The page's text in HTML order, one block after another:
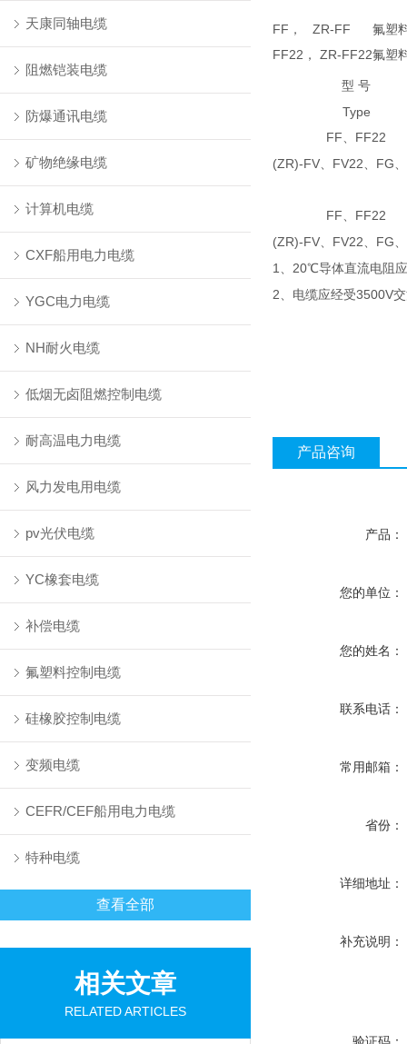
天康同轴电缆
阻燃铠装电缆
防爆通讯电缆
矿物绝缘电缆
计算机电缆
CXF船用电力电缆
YGC电力电缆
NH耐火电缆
低烟无卤阻燃控制电缆
耐高温电力电缆
风力发电用电缆
pv光伏电缆
YC橡套电缆
补偿电缆
氟塑料控制电缆
硅橡胶控制电缆
变频电缆
CEFR/CEF船用电力电缆
特种电缆
查看全部
相关文章
RELATED ARTICLES
FF， ZR-FF
氟塑
FF22， ZR-FF22氟塑
型 号
Type
FF、 FF22
(ZR)-FV、 FV22、 FG、
FF、 FF22
(ZR)-FV、 FV22、 FG、
1 、 20℃导体直流电阻
2、电缆应经受3500V
产品咨询
产品：
您的单位：
您的姓名：
联系电话：
常用邮箱：
省份：
详细地址：
补充说明：